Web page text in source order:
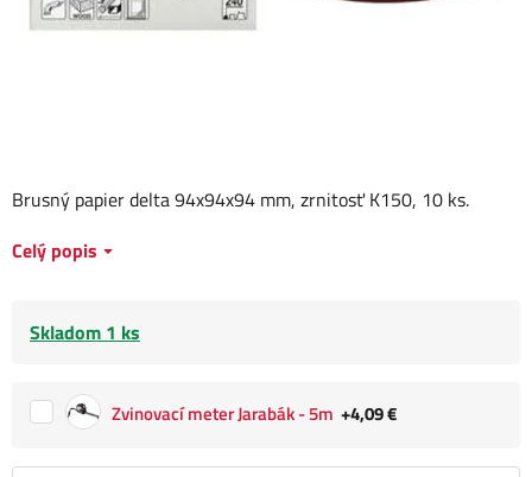
Brusný papier delta 94x94x94 mm, zrnitosť K150, 10 ks.
Celý popis
Skladom 1 ks
Zvinovací meter Jarabák - 5m +4,09 €